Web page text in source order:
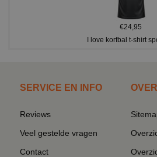
€24,95
I love korfbal t-shirt
SERVICE EN INFO
Reviews
Veel gestelde vragen
Contact